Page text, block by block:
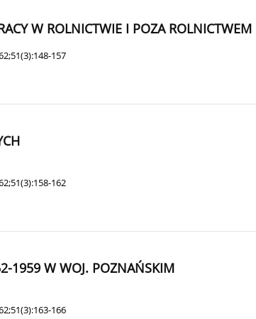
W ROLNICTWIE I POZA ROLNICTWEM
157
162
1959 W WOJ. POZNAŃSKIM
166